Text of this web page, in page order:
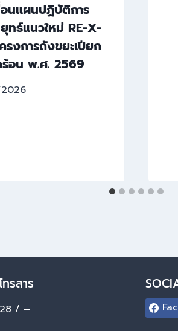
นแผนปฏิบัติการ
ทธ์แนวใหม่ RE-X-
รงการถังขยะเปียก
อน พ.ศ. 2569
รสาร
/ –